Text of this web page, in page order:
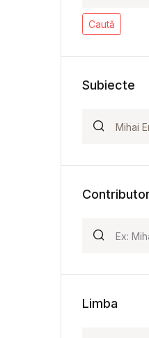
Caută
Subiecte
Limba